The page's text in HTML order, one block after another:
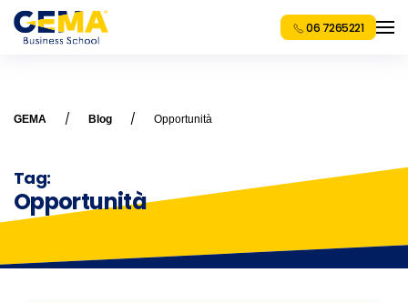
06 7265221
GEMA Blog Opportunità
Tag:
Opportunità